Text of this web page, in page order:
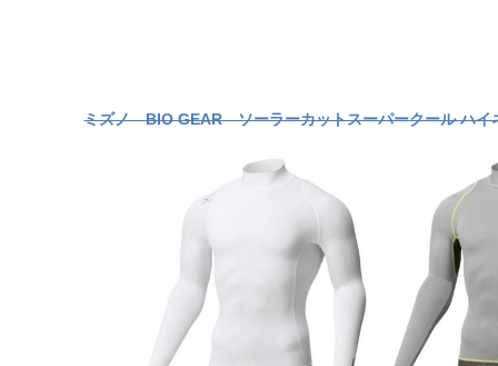
ミズノ BIO GEAR ソーラーカットスーパークール ハイ